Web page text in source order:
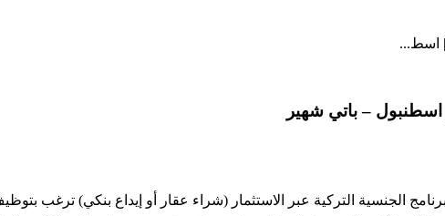
اسط...
– باتي شهير
الجنسية التركية عبر الاستثمار (شراء عقار أو إيداع بنكي) ترغب